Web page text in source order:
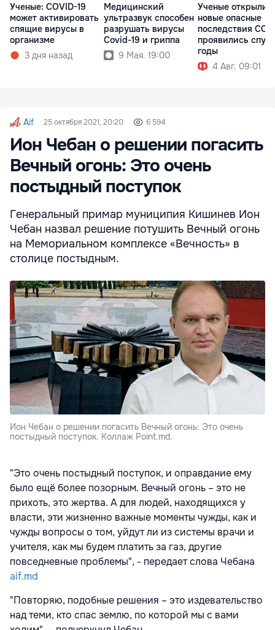
Ученые: COVID-19
может активировать
спящие вирусы в
организме
3 дня назад
Медицинский
ультразвук способен
разрушать вирусы
Covid-19 и гриппа
9 Мая. 19:00
Ученые открыли
новые опасные
последствия
проявились
годы
4 Авг. 09:01
Aif 25 октября 2021, 20:20 6 594
Ион Чебан о решении погасить
Вечный огонь: Это очень
постыдный поступок
Генеральный примар муниципия Кишинев Ион
Чебан назвал решение потушить Вечный огонь
на Мемориальном комплексе «Вечность» в
столице постыдным.
Ион Чебан о решении погасить Вечный огонь: Это очень
постыдный поступок. Коллаж Point.md.
"Это очень постыдный поступок, и оправдание ему
было ещё более позорным. Вечный огонь – это не
прихоть, это жертва. А для людей, находящихся у
власти, эти жизненно важные моменты чужды, как и
чужды вопросы о том, уйдут ли из системы врачи и
учителя, как мы будем платить за газ, другие
повседневные проблемы", - передает слова Чебана
aif.md
"Повторяю, подобные решения – это издевательство
над теми, кто спас землю, по которой мы с вами